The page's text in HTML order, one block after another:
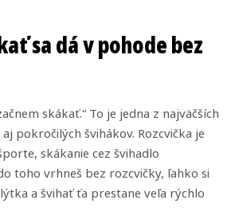
sa dá v pohode bez
skákať.“ To je jedna z najväčších
pokročilých švihákov. Rozcvička je
skákanie cez švihadlo
toho vrhneš bez rozcvičky, ľahko si
a švihať ťa prestane veľa rýchlo